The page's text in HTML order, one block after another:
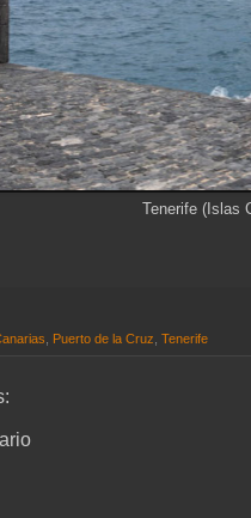
Tenerife (Islas
Puerto de la Cruz Tenerife